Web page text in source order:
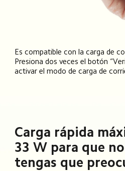
Es compatible con la carga de
Presiona dos veces el botón
activar el modo de carga de
Carga rápida
33 W para que no
tengas que